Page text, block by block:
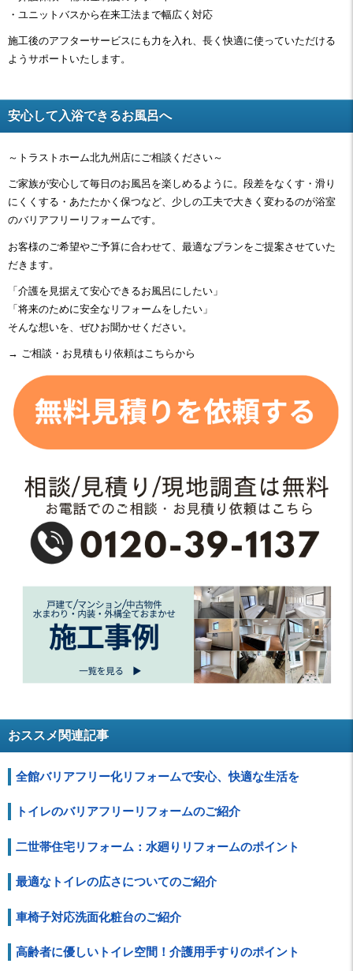
・ユニットバスから在来工法まで幅広く対応
施工後のアフターサービスにも力を入れ、長く快適に使っていただける
ようサポートいたします。
安心して入浴できるお風呂へ
～トラストホーム北九州店にご相談ください～
ご家族が安心して毎日のお風呂を楽しめるように。段差をなくす・滑り
にくくする・あたたかく保つなど、少しの工夫で大きく変わるのが浴室
のバリアフリーリフォームです。
お客様のご希望やご予算に合わせて、最適なプランをご提案させていた
だきます。
「介護を見据えて安心できるお風呂にしたい」
「将来のために安全なリフォームをしたい」
そんな想いを、ぜひお聞かせください。
→ ご相談・お見積もり依頼はこちらから
おススメ関連記事
全館バリアフリー化リフォームで安心、快適な生活を
トイレのバリアフリーリフォームのご紹介
二世帯住宅リフォーム：水廻りリフォームのポイント
最適なトイレの広さについてのご紹介
車椅子対応洗面化粧台のご紹介
高齢者に優しいトイレ空間！介護用手すりのポイント